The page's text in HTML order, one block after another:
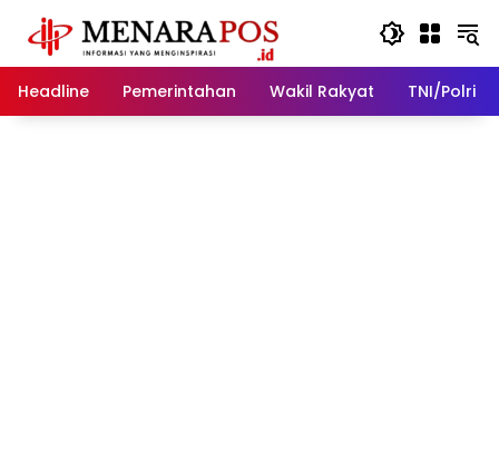
konten
Headline
Pemerintahan Wakil Rakyat TNI/Polri